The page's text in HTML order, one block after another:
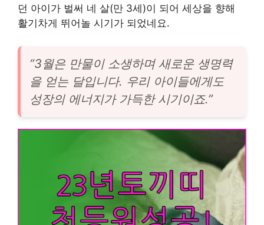
던 아이가 벌써 네 살(만 3세)이 되어 세상을 향해
활기차게 뛰어놀 시기가 되었네요.
“3월은 만물이 소생하며 새로운 생명력
을 얻는 달입니다. 우리 아이들에게도
성장의 에너지가 가득한 시기이죠.”